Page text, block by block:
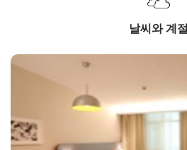
날씨와 계절